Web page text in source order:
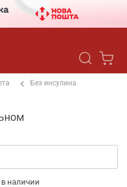
Без инсулина
в наличии